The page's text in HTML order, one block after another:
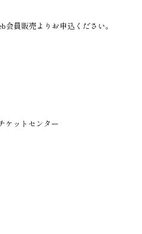
員販売よりお申込ください。
ケットセンター